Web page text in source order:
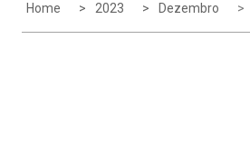
Home 2023 Dezembro